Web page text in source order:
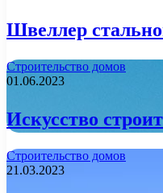
Швеллер
Строительство домов
01.06.2023
Искусство
Строительство домов
21.03.2023